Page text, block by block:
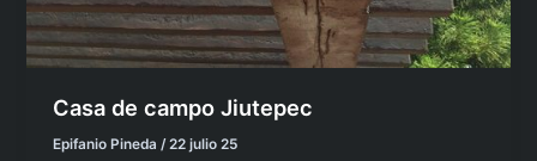
Casa de campo Jiutepec
Epifanio Pineda /22 julio 25